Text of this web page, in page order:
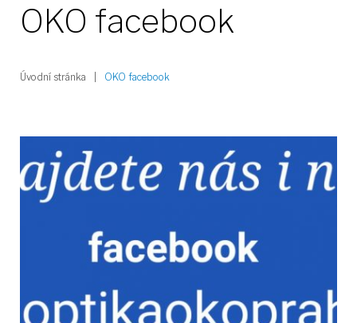
OKO facebook
Úvodní stránka OKO facebook
Štítek:
OKO
facebook